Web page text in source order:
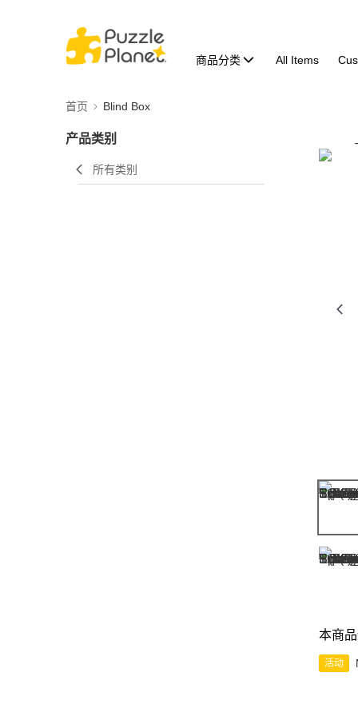
商品分类 All Items
首页 Blind Box
产品类别
所有类别
本商
活动